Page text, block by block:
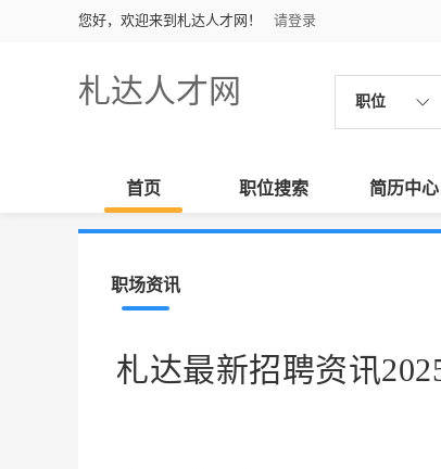
您好，欢迎来到札达人才网！ 请登录
札达人才网 职位
首页 职位搜索 简历中心
职场资讯
札达最新招聘资讯